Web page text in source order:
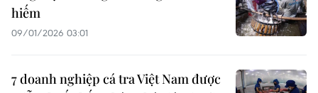
hiếm
09/01/2026 03:01
7 doanh nghiệp cá tra Việt Nam được